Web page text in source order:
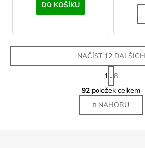
DO KOŠÍKU
O
v
l
á
d
NAČÍST 12 DALŠÍCH
S
t
r
á
n
k
1
8
92 položek celkem
NAHORU